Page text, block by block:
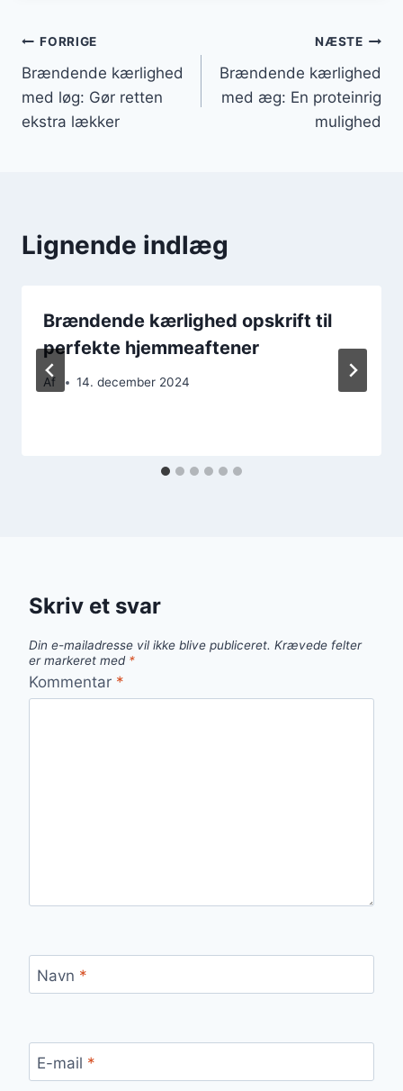
Indlægsnavigation
FORRIGE
Brændende kærlighed
med løg: Gør retten
ekstra lækker
NÆSTE
Brændende kærlighed
med æg: En proteinrig
mulighed
Lignende indlæg
Brændende kærlighed opskrift til
perfekte hjemmeaftener
Af 14. december 2024
Skriv et svar
Din e-mailadresse vil ikke blive publiceret. Krævede felter
er markeret med *
Kommentar *
Navn *
E-mail *